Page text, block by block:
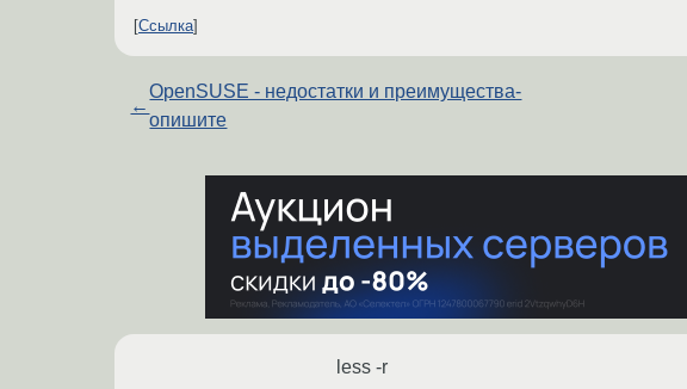
Ссылка
←
OpenSUSE - недостатки и преимущества-
опишите
less -r